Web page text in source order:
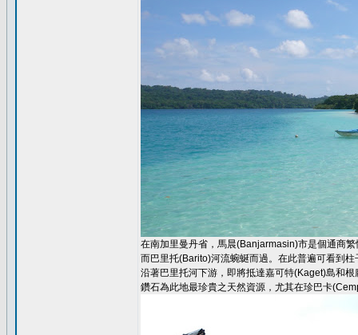
在南加里曼丹省，馬晨(Banjarmasin)市是個通商繁
而巴里托(Barito)河流蜿蜒而過。在此普遍可看到
沿著巴里托河下游，即將抵達嘉可特(Kaget)島和
鑽石為此地最珍貴之天然資源，尤其在珍巴卡